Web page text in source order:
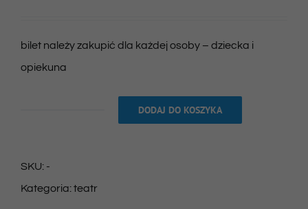
bilet należy zakupić dla każdej osoby – dziecka i
opiekuna
spektakl
DODAJ DO KOSZYKA
SKU: -
Kategoria:teatr